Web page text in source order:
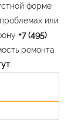
форме
или
+7 (495)
ремонта